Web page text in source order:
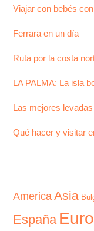
Viajar con bebés
Ferrara en un día
Ruta por la costa
LA PALMA: La isla
Las mejores
Qué hacer y visitar
America Asia
España